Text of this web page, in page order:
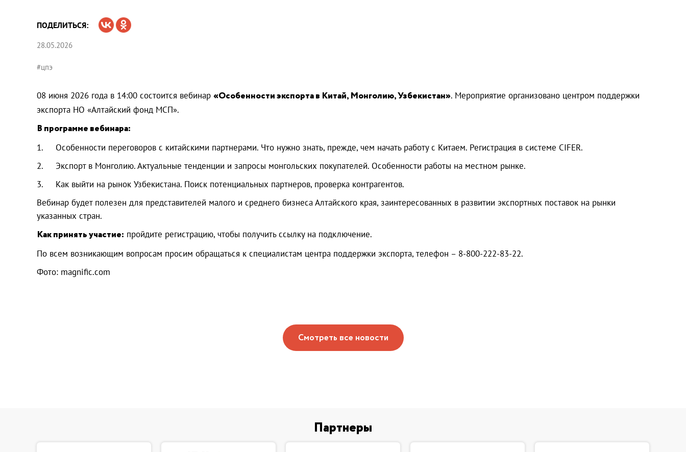
ПОДЕЛИТЬСЯ:
28.05.2026
#цпэ
08 июня 2026 года в 14:00 состоится вебинар «Особенности экспорта в Китай, Монголию, Узбекистан». Мероприятие организовано центром поддержки
экспорта НО «Алтайский фонд МСП».
В программе вебинара:
1. Особенности переговоров с китайскими партнерами. Что нужно знать, прежде, чем начать работу с Китаем. Регистрация в системе CIFER.
2. Экспорт в Монголию. Актуальные тенденции и запросы монгольских покупателей. Особенности работы на местном рынке.
3. Как выйти на рынок Узбекистана. Поиск потенциальных партнеров, проверка контрагентов.
Вебинар будет полезен для представителей малого и среднего бизнеса Алтайского края, заинтересованных в развитии экспортных поставок на рынки
указанных стран.
Как принять участие: пройдите регистрацию, чтобы получить ссылку на подключение.
По всем возникающим вопросам просим обращаться к специалистам центра поддержки экспорта, телефон – 8-800-222-83-22.
Фото: magnific.com
Смотреть все новости
Партнеры